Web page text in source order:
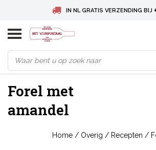
IN NL GRATIS VERZENDING BIJ
BELGIE GRATIS VERZENDING
DEUTSCHLAND
Forel met
amandel
Home / Overig / Recepten /